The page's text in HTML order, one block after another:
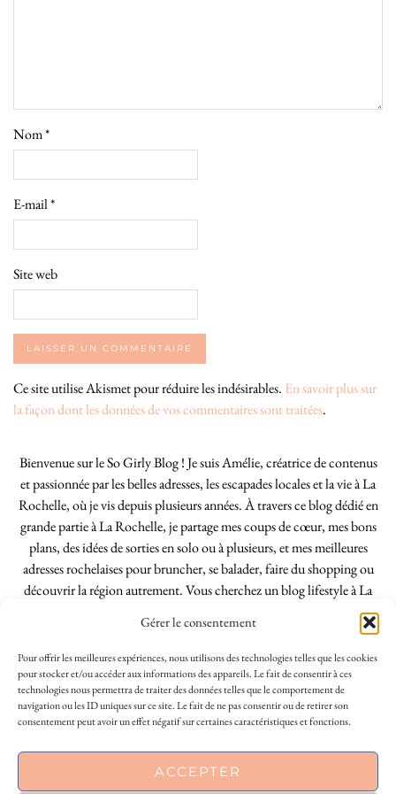
Gérer le consentement
Pour offrir les meilleures expériences, nous utilisons des technologies telles que les cookies
pour stocker et/ou accéder aux informations des appareils. Le fait de consentir à ces
technologies nous permettra de traiter des données telles que le comportement de
navigation ou les ID uniques sur ce site. Le fait de ne pas consentir ou de retirer son
consentement peut avoir un effet négatif sur certaines caractéristiques et fonctions.
ACCEPTER
Nom*
E-mail*
Site web
Ce site utilise Akismet pour réduire les indésirables. En savoir plus sur
la façon dont les données de vos commentaires sont traitées.
Bienvenue sur le So Girly Blog ! Je suis Amélie, créatrice de contenus
et passionnée par les belles adresses, les escapades locales et la vie à La
Rochelle, où je vis depuis plusieurs années. À travers ce blog dédié en
grande partie à La Rochelle, je partage mes coups de cœur, mes bons
plans, des idées de sorties en solo ou à plusieurs, et mes meilleures
adresses rochelaises pour bruncher, se balader, faire du shopping ou
découvrir la région autrement. Vous cherchez un blog lifestyle à La
Rochelle, tenu par une locale ? Vous êtes au bon endroit. Que vous
soyez Rochelais·e ou de passage dans notre belle ville, j’espère que mes
articles vous aideront à profiter de La Rochelle comme un·e vrai·e
initié·e. !